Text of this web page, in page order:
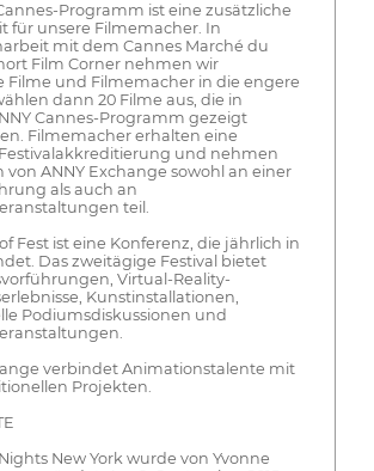
Programm ist eine zusätzliche
für unsere Filmemacher. In
mit dem Cannes Marché du
Film Corner nehmen wir
Filme und Filmemacher in die engere
dann 20 Filme aus, die in
Cannes-Programm gezeigt
Filmemacher erhalten eine
und nehmen
von ANNY Exchange sowohl an einer
als auch an
teil.
Fest ist eine Konferenz, die jährlich in
Das zweitägige Festival bietet
Virtual-Reality-
Kunstinstallationen,
Podiumsdiskussionen und
verbindet Animationstalente mit
Projekten.
New York wurde von Yvonne